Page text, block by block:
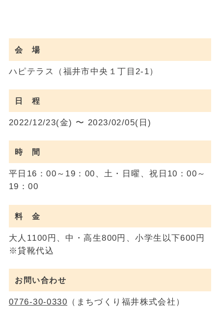
会 場
ハピテラス（福井市中央１丁目2-1）
日 程
2022/12/23(金) 〜 2023/02/05(日)
時 間
平日16：00～19：00、土・日曜、祝日10：00～
19：00
料 金
大人1100円、中・高生800円、小学生以下600円
※貸靴代込
お問い合わせ
0776-30-0330 （まちづくり福井株式会社）